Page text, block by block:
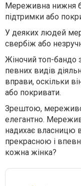
Мереживна нижня
підтримки або
У деяких людей
свербіж або
Жіночий топ-бандо
певних видів
вправи, оскільки
або покривати.
Зрештою,
елегантно.
надихає власницю
прекрасною і
кожна жінка?